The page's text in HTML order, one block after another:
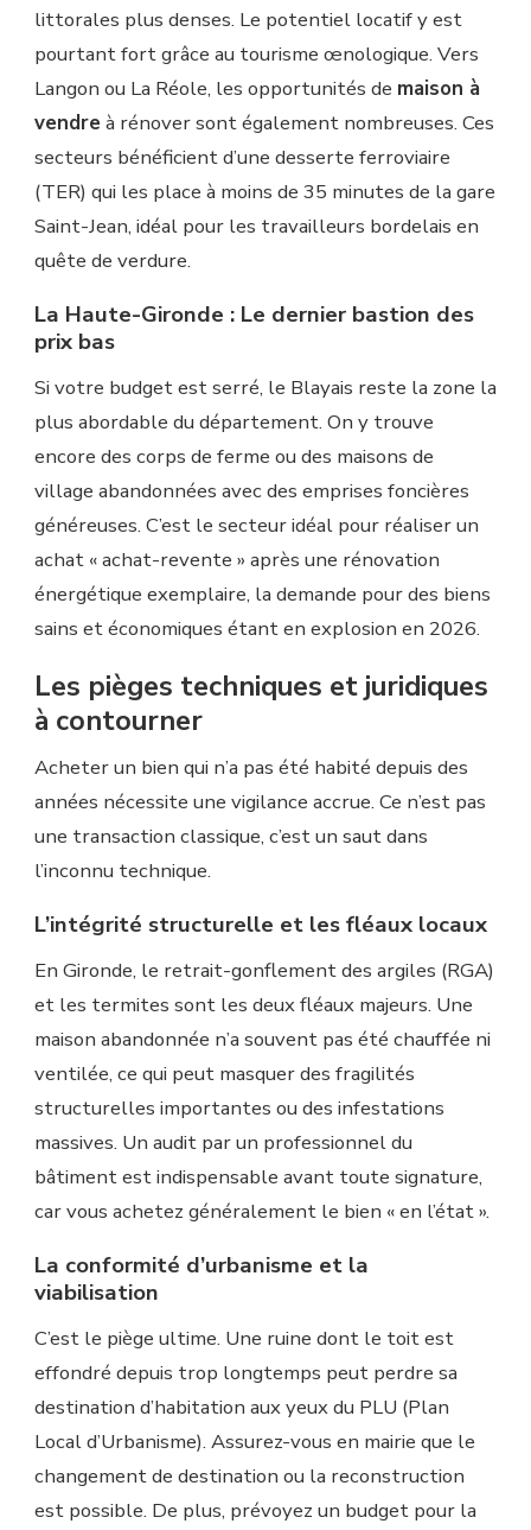
littorales plus denses. Le potentiel locatif y est
pourtant fort grâce au tourisme œnologique. Vers
Langon ou La Réole, les opportunités de maison à
vendre à rénover sont également nombreuses. Ces
secteurs bénéficient d’une desserte ferroviaire
(TER) qui les place à moins de 35 minutes de la gare
Saint-Jean, idéal pour les travailleurs bordelais en
quête de verdure.
La Haute-Gironde : Le dernier bastion des
prix bas
Si votre budget est serré, le Blayais reste la zone la
plus abordable du département. On y trouve
encore des corps de ferme ou des maisons de
village abandonnées avec des emprises foncières
généreuses. C’est le secteur idéal pour réaliser un
achat « achat-revente » après une rénovation
énergétique exemplaire, la demande pour des biens
sains et économiques étant en explosion en 2026.
Les pièges techniques et juridiques
à contourner
Acheter un bien qui n’a pas été habité depuis des
années nécessite une vigilance accrue. Ce n’est pas
une transaction classique, c’est un saut dans
l’inconnu technique.
L’intégrité structurelle et les fléaux locaux
En Gironde, le retrait-gonflement des argiles (RGA)
et les termites sont les deux fléaux majeurs. Une
maison abandonnée n’a souvent pas été chauffée ni
ventilée, ce qui peut masquer des fragilités
structurelles importantes ou des infestations
massives. Un audit par un professionnel du
bâtiment est indispensable avant toute signature,
car vous achetez généralement le bien « en l’état ».
La conformité d’urbanisme et la
viabilisation
C’est le piège ultime. Une ruine dont le toit est
effondré depuis trop longtemps peut perdre sa
destination d’habitation aux yeux du PLU (Plan
Local d’Urbanisme). Assurez-vous en mairie que le
changement de destination ou la reconstruction
est possible. De plus, prévoyez un budget pour la